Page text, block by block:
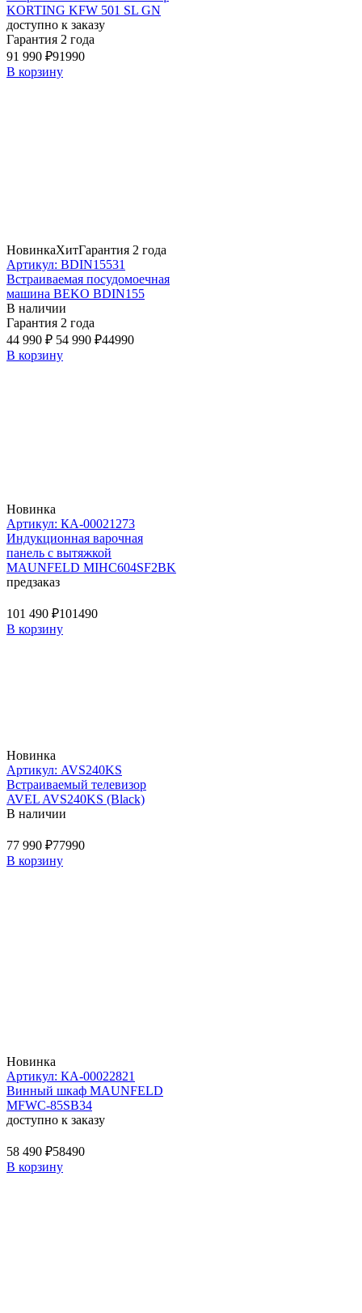
KORTING KFW 501 SL GN
доступно к заказу
Гарантия 2 года
91 990 ₽91990
В корзину
НовинкаХитГарантия 2 года
Артикул: BDIN15531
Встраиваемая посудомоечная
машина BEKO BDIN155
В наличии
Гарантия 2 года
44 990 ₽ 54 990 ₽44990
В корзину
Новинка
Артикул: КА-00021273
Индукционная варочная
панель с вытяжкой
MAUNFELD MIHC604SF2BK
предзаказ
101 490 ₽101490
В корзину
Новинка
Артикул: AVS240KS
Встраиваемый телевизор
AVEL AVS240KS (Black)
В наличии
77 990 ₽77990
В корзину
Новинка
Артикул: КА-00022821
Винный шкаф MAUNFELD
MFWC-85SB34
доступно к заказу
58 490 ₽58490
В корзину